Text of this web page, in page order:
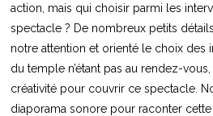
action, mais qui choisir parmi les
spectacle ? De nombreux petits
notre attention et orienté le choix des
du temple n’étant pas au rendez-
créativité pour couvrir ce spectacle.
diaporama sonore pour raconter